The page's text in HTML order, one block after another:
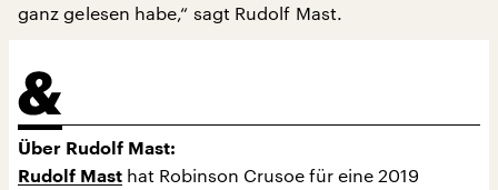
ganz gelesen habe,“ sagt Rudolf Mast.
Über Rudolf Mast:
Rudolf Mast hat Robinson Crusoe für eine 2019